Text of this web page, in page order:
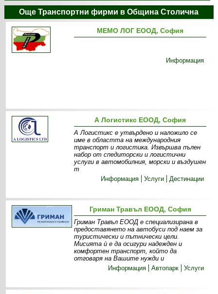
Още Транспортни фирми в Община Столична
МЕМО ЛОГ ЕООД, София
Информация
А Логистикс ЕООД, София
А Логистикс е утвърдено и наложило се
име в областта на международния
транспорт и логистика. Извършва пълен
набор от спедиторски и логистични
услуги в автомобилния, морски и въздушен
т
Информация
Услуги Дестинации
Гриман Травъл ЕООД, София
Гриман Травъл ЕООД е специализирана в
предоставянето на автобуси под наем за
туристически и пътнически цели.
Мисията ѝ е да осигури надежден и
комфортен транспорт, който да
отговаря на Вашите нужди и
Информация
Автопарк Услуги